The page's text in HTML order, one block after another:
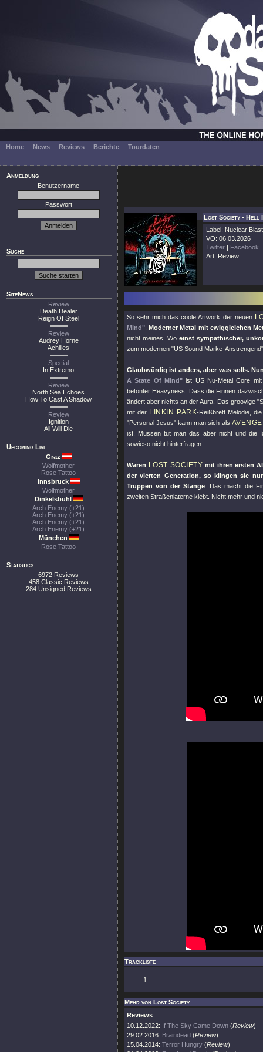
Home News Reviews Berichte Tourdaten
Anmeldung
Benutzername
Passwort
Suche
SiteNews
Review
Death Dealer
Reign Of Steel
Review
Audrey Horne
Achilles
Special
In Extremo
Review
North Sea Echoes
How To Cast A Shadow
Review
Ignition
All Will Die
Upcoming Live
Graz
Wolfmother
Rose Tattoo
Innsbruck
Wolfmother
Dinkelsbühl
Arch Enemy (+21)
Arch Enemy (+21)
Arch Enemy (+21)
Arch Enemy (+21)
München
Rose Tattoo
Statistics
6972 Reviews
458 Classic Reviews
284 Unsigned Reviews
Lost Society - Hell
Label: Nuclear Blast
VÖ: 06.03.2026
Twitter | Facebook
Art: Review
So sehr mich das coole Artwork der neuen
Mind" .Moderner Metal mit ewiggleichen
nicht meines. Woeinst sympathischer,
zum modernen "US Sound Marke-Anstrengend"
Glaubwürdig ist anders, aber was solls.
A State Of Mind" ist US Nu-Metal Core
betonter Heavyness. Dass die Finnen
ändert aber nichts an der Aura. Das groovige
mit der LINKIN PARK-Reißbrett Melodie,
"Personal Jesus" kann man sich als
ist. Müssen tut man das aber nicht und die
sowieso nicht hinterfragen.
Waren LOST SOCIETY mit ihren ersten
der vierten Generation, so klingen sie
Truppen von der Stange . Das macht die
zweiten Straßenlaterne klebt. Nicht mehr und
Trackliste
Mehr von Lost Society
Reviews
10.12.2022: If The Sky Came Down (Review)
29.02.2016: Braindead (Review)
15.04.2014: Terror Hungry (Review)